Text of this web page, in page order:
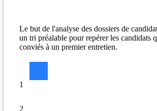
Le but de l'analyse des dossiers de
un tri préalable pour repérer les candidats
conviés à un premier entretien.
1
2